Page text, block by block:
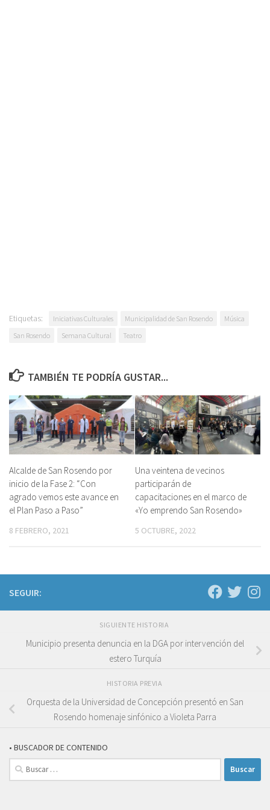
Etiquetas: Iniciativas Culturales Municipalidad de San Rosendo
Música
San Rosendo
Semana Cultural Teatro
TAMBIÉN TE PODRÍA GUSTAR...
Alcalde de San Rosendo por
inicio de la Fase 2: “Con
agrado vemos este avance en
el Plan Paso a Paso”
8 FEBRERO, 2021
Una veintena de vecinos
participarán de
capacitaciones en el marco de
«Yo emprendo San Rosendo»
5 OCTUBRE, 2022
SEGUIR:
SIGUIENTE HISTORIA
Municipio presenta denuncia en la DGA por intervención del
estero Turquía
HISTORIA PREVIA
Orquesta de la Universidad de Concepción presentó en San
Rosendo homenaje sinfónico a Violeta Parra
• BUSCADOR DE CONTENIDO
Buscar: